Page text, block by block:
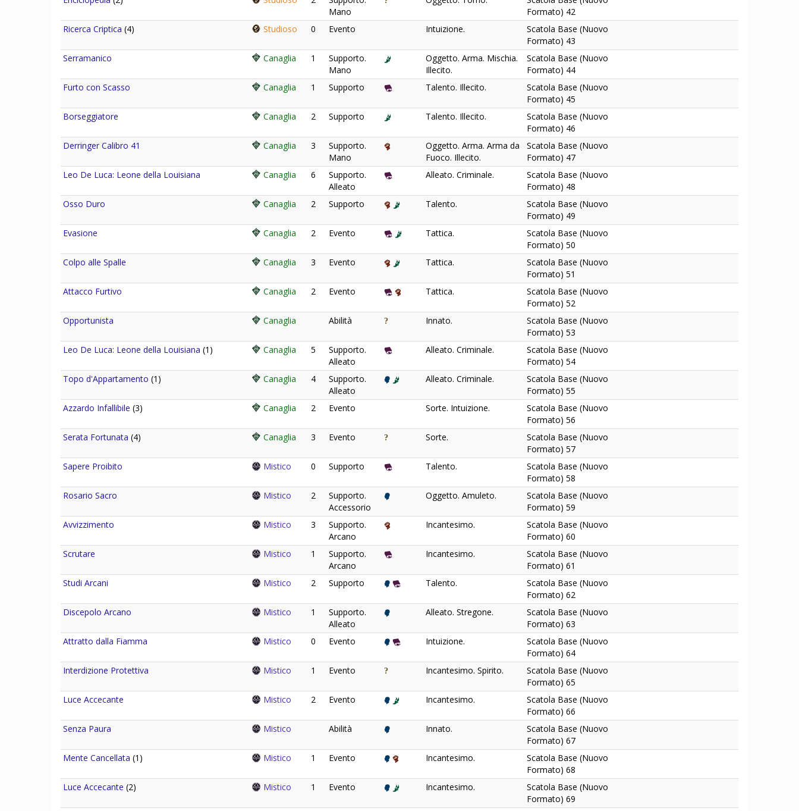
Mano
Formato) 42
Ricerca Criptica (4) Studioso 0 Evento Intuizione.
Scatola Base (Nuovo
Formato) 43
Serramanico
Canaglia 1
Supporto.
Mano
Oggetto. Arma. Mischia.
Illecito.
Scatola Base (Nuovo
Formato) 44
Furto con Scasso
Canaglia 1 Supporto Talento. Illecito.
Scatola Base (Nuovo
Formato) 45
Borseggiatore
Canaglia 2 Supporto Talento. Illecito.
Scatola Base (Nuovo
Formato) 46
Derringer Calibro 41
Canaglia 3
Supporto.
Mano
Oggetto. Arma. Arma da
Fuoco. Illecito.
Scatola Base (Nuovo
Formato) 47
Leo De Luca: Leone della Louisiana
Canaglia 6
Supporto.
Alleato
Alleato. Criminale.
Scatola Base (Nuovo
Formato) 48
Osso Duro
Canaglia 2 Supporto Talento.
Scatola Base (Nuovo
Formato) 49
Evasione
Canaglia 2 Evento Tattica.
Scatola Base (Nuovo
Formato) 50
Colpo alle Spalle
Canaglia 3 Evento Tattica.
Scatola Base (Nuovo
Formato) 51
Attacco Furtivo
Canaglia 2 Evento Tattica.
Scatola Base (Nuovo
Formato) 52
Opportunista
Canaglia Abilità Innato.
Scatola Base (Nuovo
Formato) 53
Leo De Luca: Leone della Louisiana (1) Canaglia 5
Supporto.
Alleato
Alleato. Criminale.
Scatola Base (Nuovo
Formato) 54
Topo d'Appartamento (1) Canaglia 4
Supporto.
Alleato
Alleato. Criminale.
Scatola Base (Nuovo
Formato) 55
Azzardo Infallibile (3) Canaglia 2 Evento Sorte. Intuizione.
Scatola Base (Nuovo
Formato) 56
Serata Fortunata (4) Canaglia 3 Evento Sorte.
Scatola Base (Nuovo
Formato) 57
Sapere Proibito
Mistico 0 Supporto Talento.
Scatola Base (Nuovo
Formato) 58
Rosario Sacro
Mistico 2
Supporto.
Accessorio
Oggetto. Amuleto.
Scatola Base (Nuovo
Formato) 59
Avvizzimento
Mistico 3
Supporto.
Arcano
Incantesimo.
Scatola Base (Nuovo
Formato) 60
Scrutare
Mistico 1
Supporto.
Arcano
Incantesimo.
Scatola Base (Nuovo
Formato) 61
Studi Arcani
Mistico 2 Supporto Talento.
Scatola Base (Nuovo
Formato) 62
Discepolo Arcano
Mistico 1
Supporto.
Alleato
Alleato. Stregone.
Scatola Base (Nuovo
Formato) 63
Attratto dalla Fiamma
Mistico 0 Evento Intuizione.
Scatola Base (Nuovo
Formato) 64
Interdizione Protettiva
Mistico 1 Evento Incantesimo. Spirito.
Scatola Base (Nuovo
Formato) 65
Luce Accecante
Mistico 2 Evento Incantesimo.
Scatola Base (Nuovo
Formato) 66
Senza Paura
Mistico Abilità Innato.
Scatola Base (Nuovo
Formato) 67
Mente Cancellata (1) Mistico 1 Evento Incantesimo.
Scatola Base (Nuovo
Formato) 68
Luce Accecante (2) Mistico 1 Evento Incantesimo.
Scatola Base (Nuovo
Formato) 69